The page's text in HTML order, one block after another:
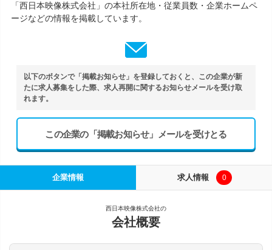
「西日本映像株式会社」の本社所在地・従業員数・企業ホームペ
ージなどの情報を掲載しています。
以下のボタンで「掲載お知らせ」を登録しておくと、この企業が新
たに求人募集をした際、求人再開に関するお知らせメールを受け取
れます。
この企業の「掲載お知らせ」メールを受けとる
企業情報 求人情報 0
西日本映像株式会社の
会社概要